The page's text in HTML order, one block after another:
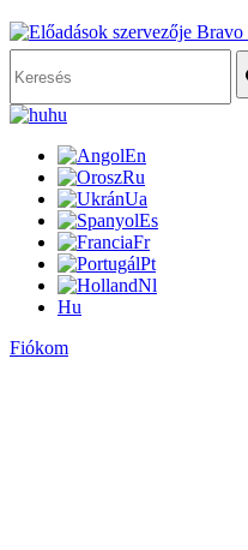
hu
En
Ru
Ua
Es
Fr
Pt
Nl
Hu
Fiókom